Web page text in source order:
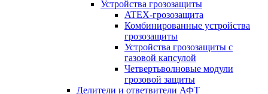
Устройства грозозащиты
ATEX-грозозащита
Комбинированные устройства
грозозащиты
Устройства грозозащиты с
газовой капсулой
Четвертьволновые модули
грозовой защиты
Делители и ответвители АФТ